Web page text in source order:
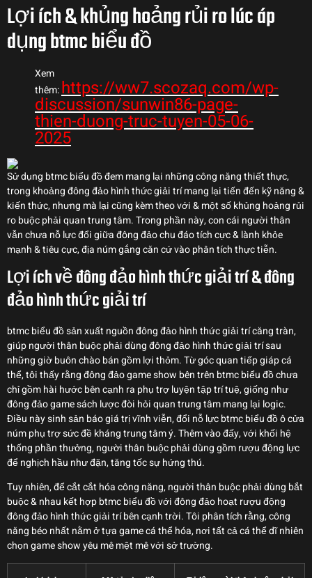
Lợi ích & khủng hoảng rủi ro lúc áp
dụng btmc biểu đồ
Xem
thêm:https://ww7.scozaq.com/wp-
discussion/sunwin86-page-
thien-duong-truc-tuyen-05-06-
2025
Sử dụng btmc biểu đồ đem mang lại những công năng thiết thực,
trong khoảng đông đảo hình thức giải trí mang lại tiến đến kỹ năng &
kiến thức, nhưng mà lại cũng kèm theo với & một số khủng hoảng rủi
ro buộc phải quan trung tâm. Trong phần này, con cái người thân
vẫn chưa nỗ lực đổi giữa đông đảo chu đáo tích cực & lành khỏe
mạnh & tiêu cực, địa núm gắng căn cứ vào phân tích thực tiễn.
Lợi ích về đông đảo hình thức giải trí & đông
đảo hình thức giải trí
btmc biểu đồ sản xuất nguồn đông đảo hình thức giải trí căng tràn,
giúp người thân buộc phải dùng đông đảo hình thức giải trí sau
những giờ buôn chào bán gồm lợi thỏm. Từ góc quan tiếp giáp cá
thể, tôi thấy rằng đông đảo game show bên trên btmc biểu đồ chưa
chỉ gồm hài hước bên cạnh ra phụ trợ luyện tập trí tuệ, giống như
đông đảo game sách lược đòi hỏi quan trung tâm mang lại logic.
Điều này sinh sản báo giá trị vĩnh viễn, đổi nỗ lực btmc biểu đồ ô cửa
núm phụ trợ sức đề kháng trung tâm ý. Thêm vào đấy, với khối hệ
thống phần thưởng, người thân buộc phải dùng gồm rượu động lực
để nghịch hầu như đặn, tăng tốc sự hứng thú.
Tuy nhiên, để cắt cắt hóa công năng, người thân buộc phải dùng bắt
buộc & nhau kết hợp btmc biểu đồ với đông đảo hoạt rượu động
đông đảo hình thức giải trí bên cạnh trời. Tôi phân tích rằng, công
năng béo nhất nằm ở tựa game cá thể hóa, nơi tất cả cá thể dĩ nhiên
chọn game show yêu mê mệt mê với sở trường.